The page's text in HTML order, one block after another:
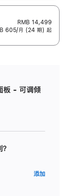
RMB 14,499
605/月 (24 期) 起
- 可调倾
添加